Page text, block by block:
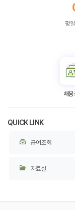
평
채용
QUICK LINK
급여조회
자료실